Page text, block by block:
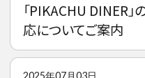
「PIKACHU DINER
応についてご案内
2025年07月03日